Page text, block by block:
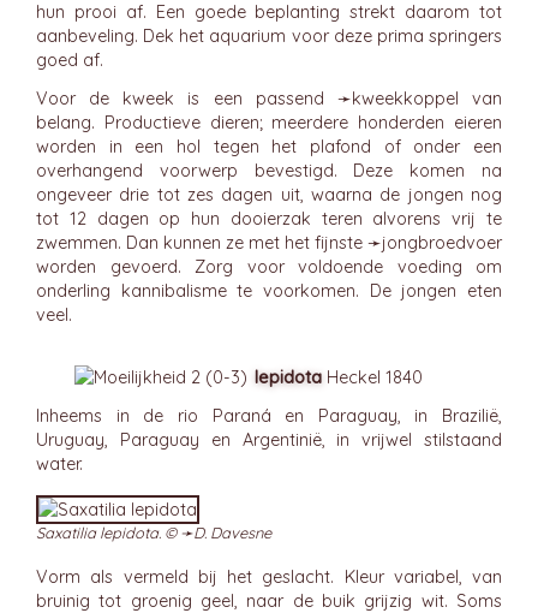
hun prooi af. Een goede beplanting strekt daarom tot
aanbeveling. Dek het aquarium voor deze prima springers
goed af.
Voor de kweek is een passend ➛kweekkoppel van
belang. Productieve dieren; meerdere honderden eieren
worden in een hol tegen het plafond of onder een
overhangend voorwerp bevestigd. Deze komen na
ongeveer drie tot zes dagen uit, waarna de jongen nog
tot 12 dagen op hun dooierzak teren alvorens vrij te
zwemmen. Dan kunnen ze met het fijnste ➛jongbroedvoer
worden gevoerd. Zorg voor voldoende voeding om
onderling kannibalisme te voorkomen. De jongen eten
veel.
lepidota Heckel 1840
Inheems in de rio Paraná en Paraguay, in Brazilië,
Uruguay, Paraguay en Argentinië, in vrijwel stilstaand
water.
Saxatilia lepidota. © ➛D. Davesne
Vorm als vermeld bij het geslacht. Kleur variabel, van
bruinig tot groenig geel, naar de buik grijzig wit. Soms